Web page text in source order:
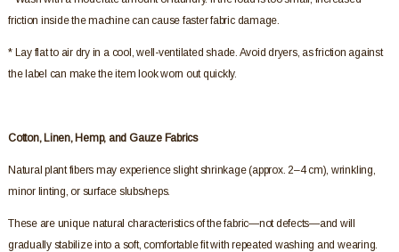
friction inside the machine can cause faster fabric damage.
* Lay flat to air dry in a cool, well-ventilated shade. Avoid dryers, as friction against
the label can make the item look worn out quickly.
Cotton, Linen, Hemp, and Gauze Fabrics
Natural plant fibers may experience slight shrinkage (approx. 2–4 cm), wrinkling,
minor linting, or surface slubs/neps.
These are unique natural characteristics of the fabric—not defects—and will
gradually stabilize into a soft, comfortable fit with repeated washing and wearing.